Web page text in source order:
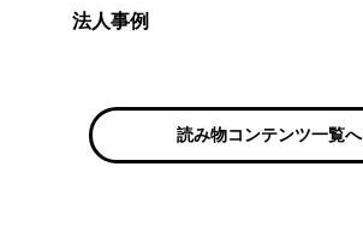
法人事例
読み物コンテンツ一覧へ